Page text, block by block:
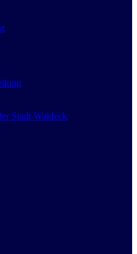
Stadt Waldeck